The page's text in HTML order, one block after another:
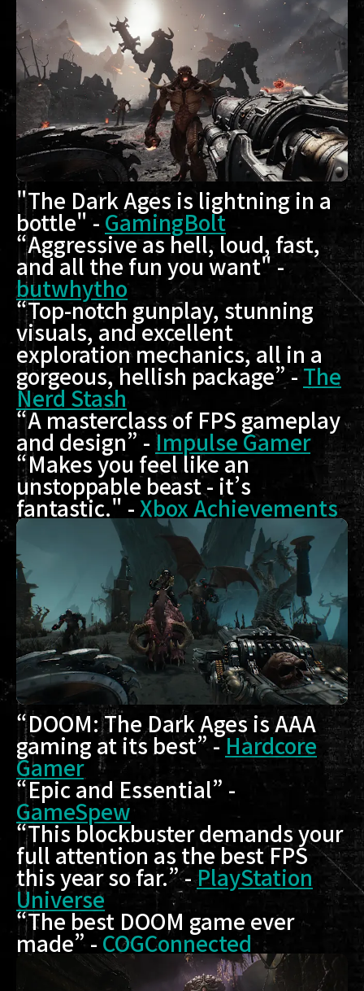
"The Dark Ages is lightning in a
bottle" - GamingBolt
“Aggressive as hell, loud, fast,
and all the fun you want" -
butwhytho
“Top-notch gunplay, stunning
visuals, and excellent
exploration mechanics, all in a
gorgeous, hellish package” - The
Nerd Stash
“A masterclass of FPS gameplay
and design” - Impulse Gamer
“Makes you feel like an
unstoppable beast - it’s
fantastic." - Xbox Achievements
“DOOM: The Dark Ages is AAA
gaming at its best” -Hardcore
Gamer
“Epic and Essential” -
GameSpew
“This blockbuster demands your
full attention as the best FPS
this year so far.” -PlayStation
Universe
“The best DOOM game ever
made” - COGConnected